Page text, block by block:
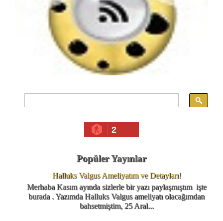
2
Popüler Yayınlar
Halluks Valgus Ameliyatım ve Detayları!
Merhaba Kasım ayında sizlerle bir yazı paylaşmıştım işte
burada . Yazımda Halluks Valgus ameliyatı olacağımdan
bahsetmiştim, 25 Aral...